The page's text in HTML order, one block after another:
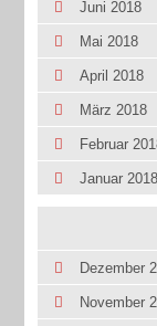
Juni 2018
Mai 2018
April 2018
März 2018
Februar
Januar 2018
Dezember
November